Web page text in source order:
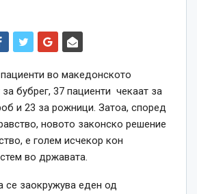
во македонското
бубрег, 37 пациенти чекаат за
и 23 за рожници. Затоа, според
новото законско решение
е голем исчекор кон
во државата.
се заокружува еден од